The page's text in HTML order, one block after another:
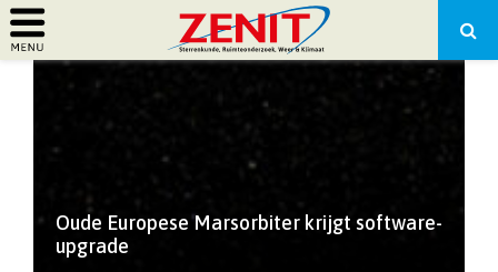
PRIMARY
Oude Europese Marsorbiter krijgt software-
upgrade